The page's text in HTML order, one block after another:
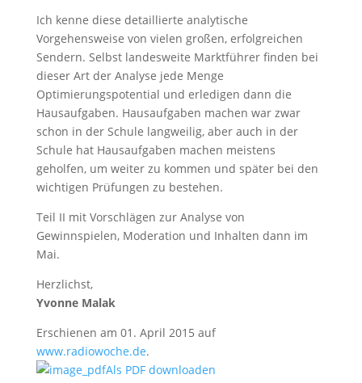
Ich kenne diese detaillierte analytische
Vorgehensweise von vielen großen, erfolgreichen
Sendern. Selbst landesweite Marktführer finden bei
dieser Art der Analyse jede Menge
Optimierungspotential und erledigen dann die
Hausaufgaben. Hausaufgaben machen war zwar
schon in der Schule langweilig, aber auch in der
Schule hat Hausaufgaben machen meistens
geholfen, um weiter zu kommen und später bei den
wichtigen Prüfungen zu bestehen.
Teil II mit Vorschlägen zur Analyse von
Gewinnspielen, Moderation und Inhalten dann im
Mai.
Herzlichst,
Yvonne Malak
Erschienen am 01. April 2015 auf
www.radiowoche.de.
Als PDF downloaden